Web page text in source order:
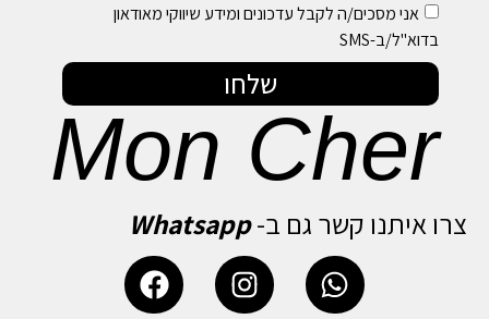
אני מסכים/ה לקבל עדכונים ומידע שיווקי מאודאון
בדוא"ל/ב-SMS
שלחו
Mon Cher
צרו איתנו קשר גם ב-Whatsapp